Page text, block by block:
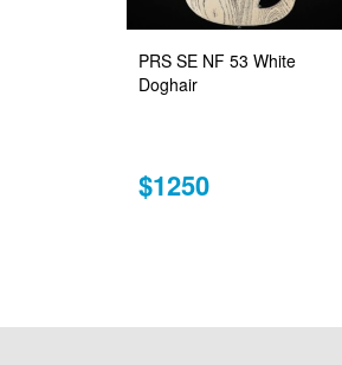
PRS SE NF 53 White
Doghair
$1250